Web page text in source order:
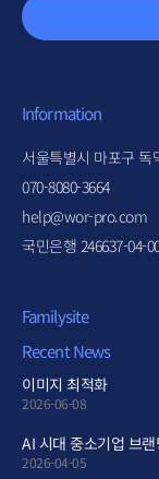
Information
서울특별시 마포구 독
070-8080-3664
help@wor-pro.com
국민은행 246637-04-
Familysite
Recent News
이미지 최적화
2026-06-08
AI 시대 중소기업 브
2026-04-05